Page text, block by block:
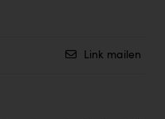
Link mailen